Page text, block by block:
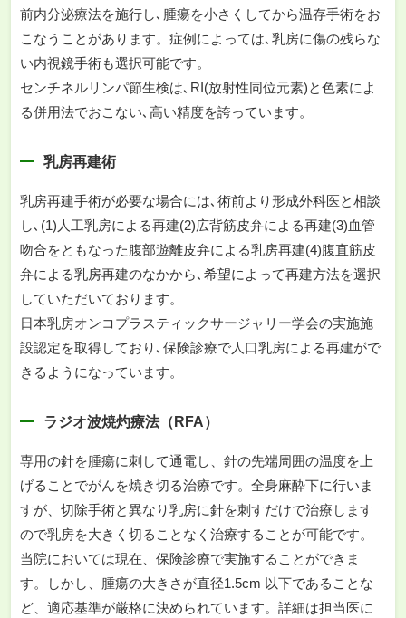
前内分泌療法を施行し､腫瘍を小さくしてから温存手術をお
こなうことがあります。症例によっては､乳房に傷の残らな
い内視鏡手術も選択可能です。
センチネルリンパ節生検は､RI(放射性同位元素)と色素によ
る併用法でおこない､高い精度を誇っています。
乳房再建術
乳房再建手術が必要な場合には､術前より形成外科医と相談
し､(1)人工乳房による再建(2)広背筋皮弁による再建(3)血管
吻合をともなった腹部遊離皮弁による乳房再建(4)腹直筋皮
弁による乳房再建のなかから､希望によって再建方法を選択
していただいております。
日本乳房オンコプラスティックサージャリー学会の実施施
設認定を取得しており､保険診療で人口乳房による再建がで
きるようになっています。
ラジオ波焼灼療法（RFA）
専用の針を腫瘍に刺して通電し、針の先端周囲の温度を上
げることでがんを焼き切る治療です。全身麻酔下に行いま
すが、切除手術と異なり乳房に針を刺すだけで治療します
ので乳房を大きく切ることなく治療することが可能です。
当院においては現在、保険診療で実施することができま
す。しかし、腫瘍の大きさが直径1.5cm 以下であることな
ど、適応基準が厳格に決められています。詳細は担当医に